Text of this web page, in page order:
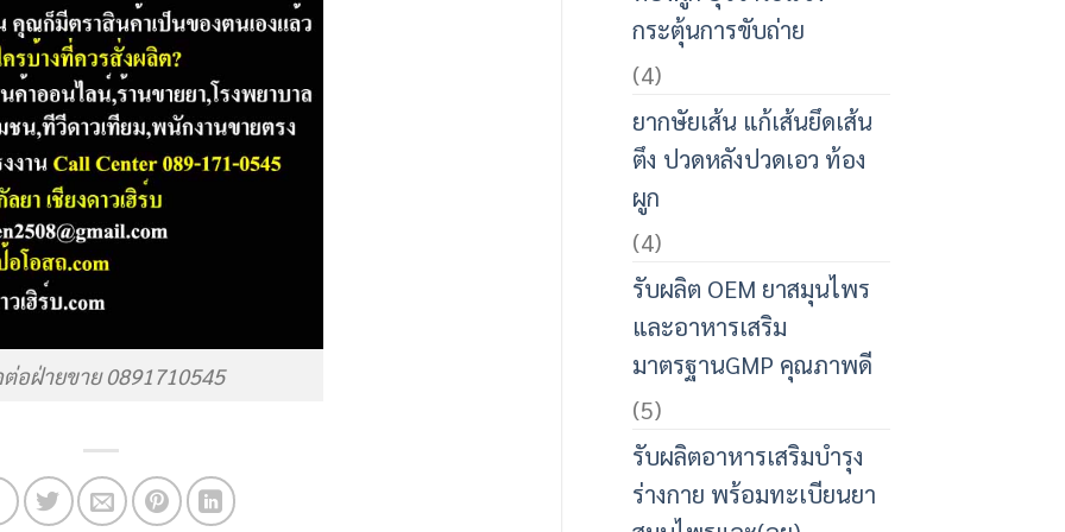
อฝ่ายขาย 0891710545
กระตุ้นการขับถ่าย
(4)
ยากษัยเส้น แก้เส้นยึดเส้น
ตึง ปวดหลังปวดเอว ท้อง
ผูก
(4)
รับผลิต OEM ยาสมุนไพร
และอาหารเสริม
มาตรฐานGMP คุณภาพดี
(5)
รับผลิตอาหารเสริมบำรุง
ร่างกาย พร้อมทะเบียนยา